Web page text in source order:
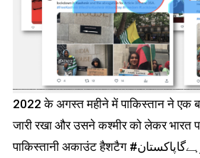
2022 के अगस्त महीने में पाकिस्तान ने एक
जारी रखा और उसने कश्मीर को लेकर भारत
पाकिस्तानी अकाउंट हैशटैग #کشمیربن_کررہےگاپاکستان के साथ